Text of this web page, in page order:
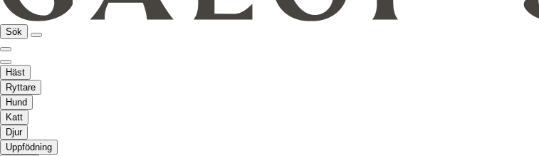
Sök
Häst
Ryttare
Hund
Katt
Djur
Uppfödning